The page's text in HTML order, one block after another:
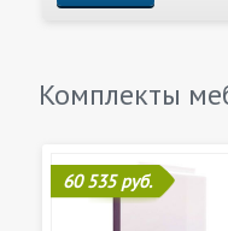
Комплекты
60 535 руб.